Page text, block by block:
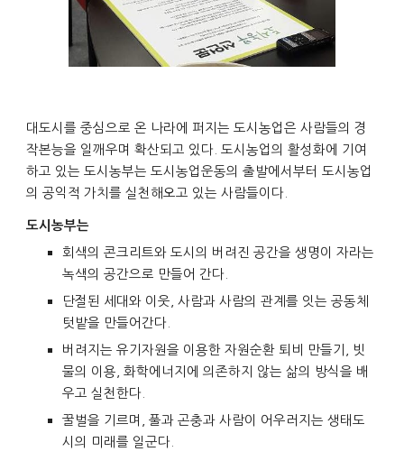
대도시를 중심으로 온 나라에 퍼지는 도시농업은 사람들의 경
작본능을 일깨우며 확산되고 있다. 도시농업의 활성화에 기여
하고 있는 도시농부는 도시농업운동의 출발에서부터 도시농업
의 공익적 가치를 실천해오고 있는 사람들이다.
도시농부는
회색의 콘크리트와 도시의 버려진 공간을 생명이 자라는
녹색의 공간으로 만들어 간다.
단절된 세대와 이웃, 사람과 사람의 관계를 잇는 공동체
텃밭을 만들어간다.
버려지는 유기자원을 이용한 자원순환 퇴비 만들기, 빗
물의 이용, 화학에너지에 의존하지 않는 삶의 방식을 배
우고 실천한다.
꿀벌을 기르며, 풀과 곤충과 사람이 어우러지는 생태도
시의 미래를 일군다.